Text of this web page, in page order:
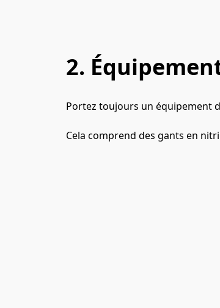
2.
Portez toujours un équipement
Cela comprend des gants en